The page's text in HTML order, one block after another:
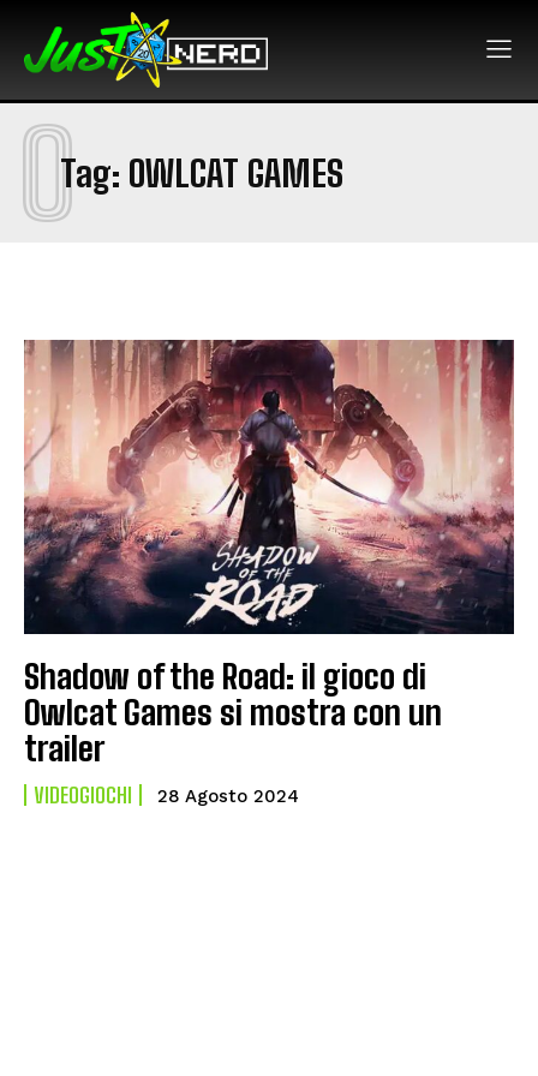
Tag: OWLCAT GAMES
O
Shadow of the Road: il gioco di
Owlcat Games si mostra con un
trailer
VIDEOGIOCHI 28 Agosto 2024